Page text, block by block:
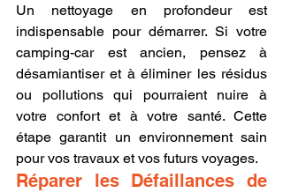
Un nettoyage en profondeur est
indispensable pour démarrer. Si votre
camping-car est ancien, pensez à
désamiantiser et à éliminer les résidus
ou pollutions qui pourraient nuire à
votre confort et à votre santé. Cette
étape garantit un environnement sain
pour vos travaux et vos futurs voyages.
Réparer les Défaillances de